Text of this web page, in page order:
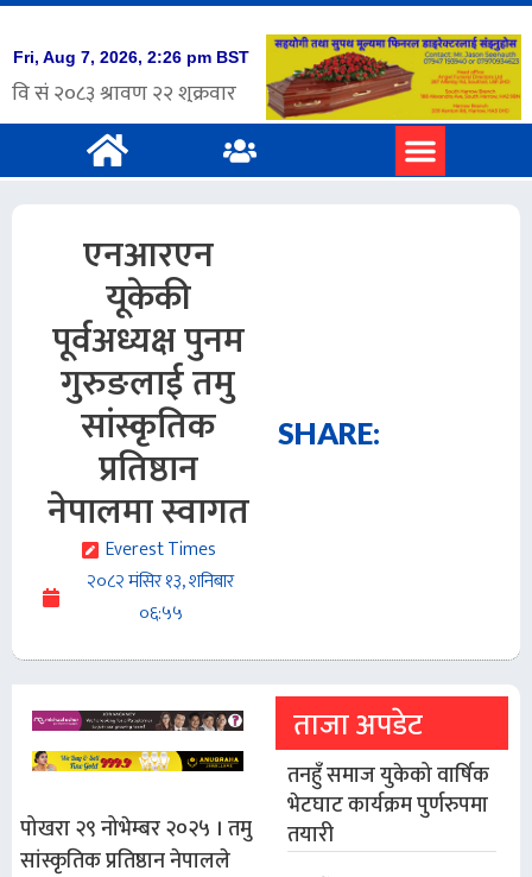
एनआरएन
यूकेकी
पूर्वअध्यक्ष पुनम
गुरुङलाई तमु
सांस्कृतिक
प्रतिष्ठान
नेपालमा स्वागत
Everest Times
२०८२ मंसिर १३, शनिबार
०६:५५
SHARE:
पोखरा २९ नोभेम्बर २०२५ । तमु
सांस्कृतिक प्रतिष्ठान नेपालले
ताजा अपडेट
तनहुँ समाज युकेको वार्षिक
भेटघाट कार्यक्रम पुर्णरुपमा
तयारी